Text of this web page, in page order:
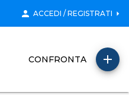
person ACCEDI / REGISTRATI arrow_right
CONFRONTA add